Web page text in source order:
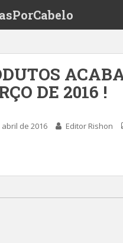
DE 2016 !
abril de 2016 Editor Rishon